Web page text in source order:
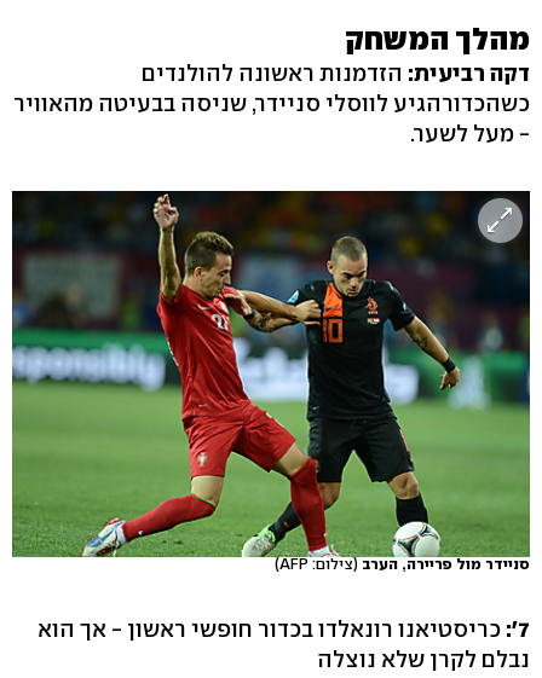
מהלך המשחק
דקה רביעית: הזדמנות ראשונה להולנדים
כשהכדורהגיע לווסלי סניידר, שניסה בבעיטה מהאוויר
- מעל לשער.
סניידר מול פריירה, הערב (צילום: AFP)
7':
כריסטיאנו רונאלדו בכדור חופשי ראשון - אך הוא
נבלם לקרן שלא נוצלה